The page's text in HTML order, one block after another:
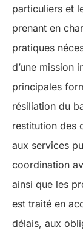
particuliers et
prenant en
pratiques
d’une mission
principales
résiliation du
restitution des
aux services
coordination
ainsi que les
est traité en
délais, aux